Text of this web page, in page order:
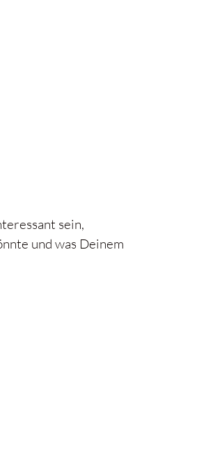
sein,
und was Deinem